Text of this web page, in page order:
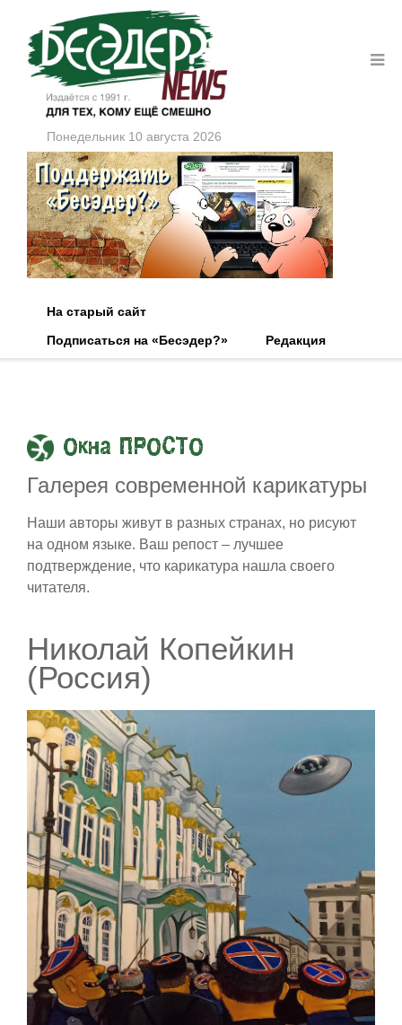
Понедельник 10 августа 2026
На старый сайт
Подписаться на «Бесэдер?»
Редакция
Окна ПРОСТО
Галерея современной карикатуры
Наши авторы живут в разных странах, но рисуют
на одном языке. Ваш репост – лучшее
подтверждение, что карикатура нашла своего
читателя.
Николай Копейкин
(Россия)